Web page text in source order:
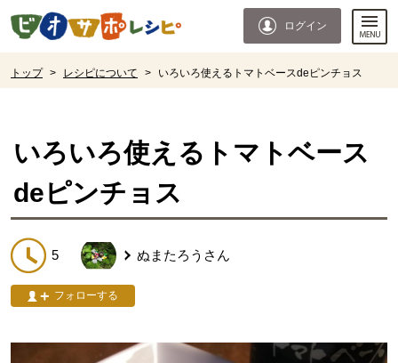
ページの先頭です。
ログイン
トップ > レシピについて > いろいろ使えるトマトベースdeピンチョス
いろいろ使えるトマトベース
deピンチョス
5 ぬまたろう さん
フォローする